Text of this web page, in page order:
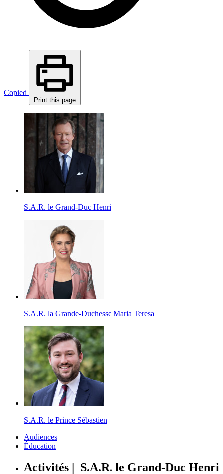
Copied
Print this page
S.A.R. le Grand-Duc Henri
S.A.R. la Grande-Duchesse Maria Teresa
S.A.R. le Prince Sébastien
Audiences
Éducation
Activités | S.A.R. le Grand-Duc Henri